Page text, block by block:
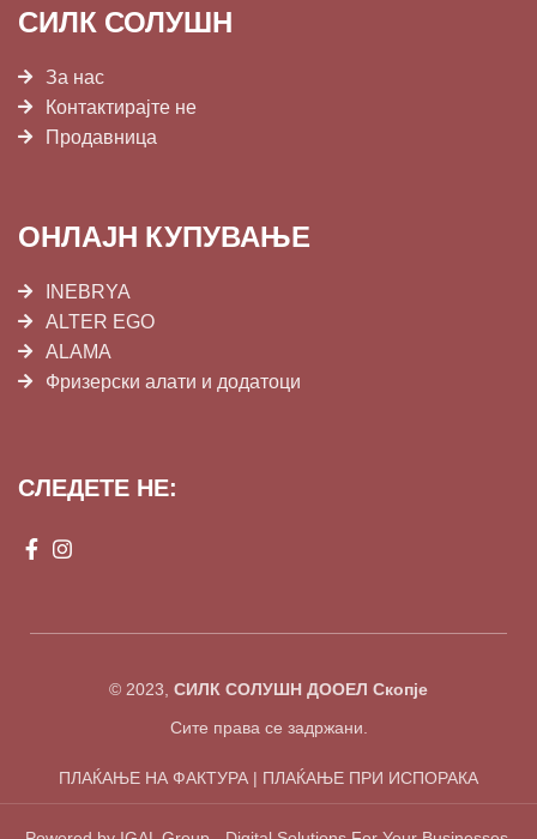
СИЛК СОЛУШН
За нас
Контактирајте не
Продавница
ОНЛАЈН КУПУВАЊЕ
INEBRYA
ALTER EGO
ALAMA
Фризерски алати и додатоци
СЛЕДЕТЕ НЕ:
© 2023, СИЛК СОЛУШН ДООЕЛ Скопје
Сите права се задржани.
ПЛАЌАЊЕ НА ФАКТУРА | ПЛАЌАЊЕ ПРИ ИСПОРАКА